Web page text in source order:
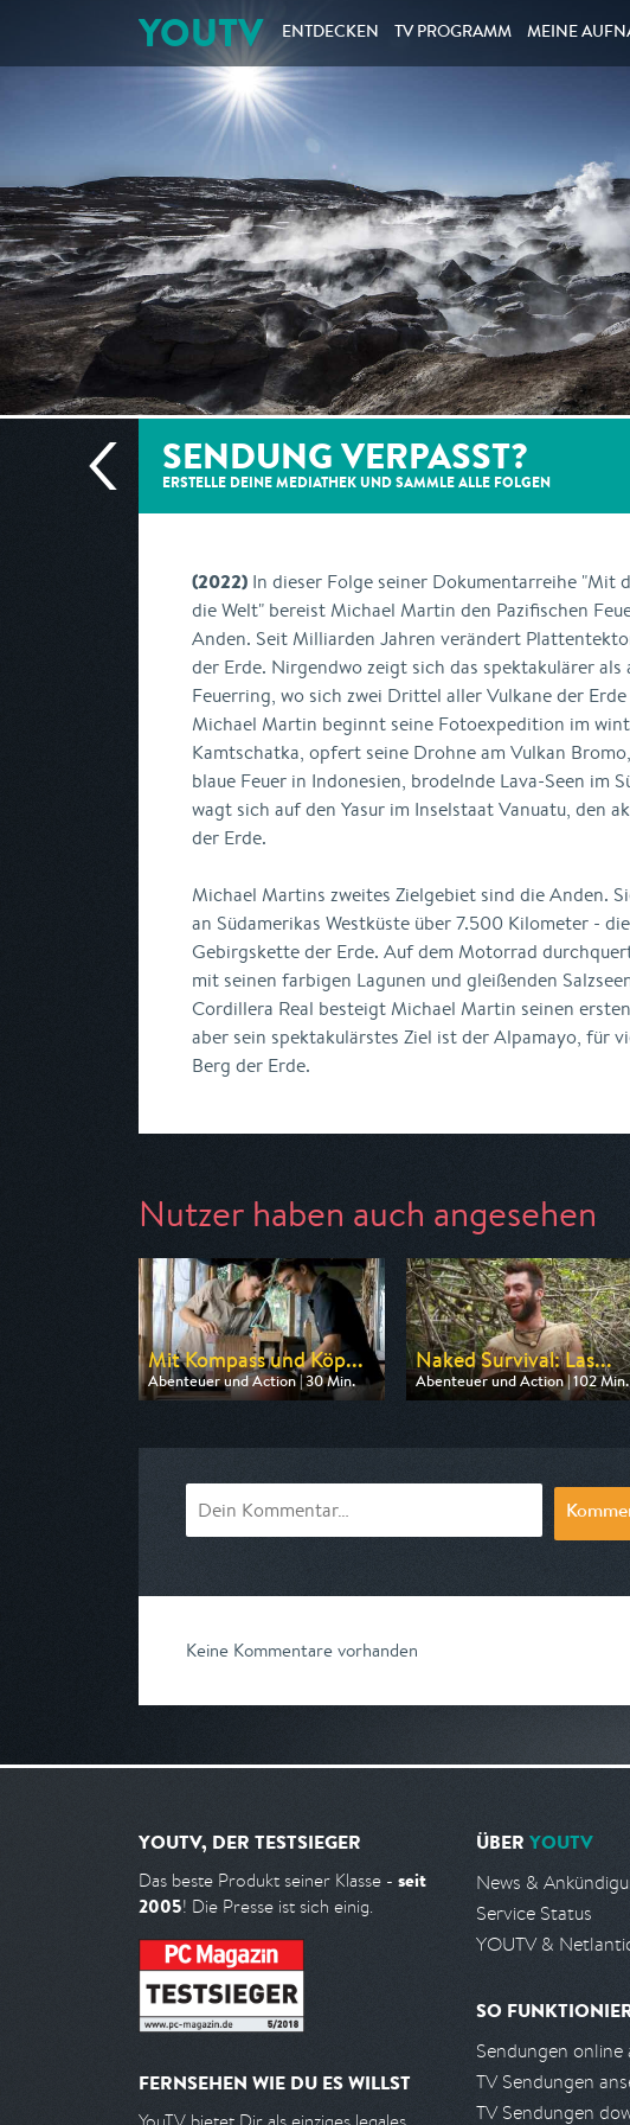
YOUTV ENTDECKEN TV PROGRAMM MEINE
SENDUNG VERPASST?
ERSTELLE DEINE MEDIATHEK UND SAMMLE ALLE FOLGEN
(2022) In dieser Folge seiner Dokumentarreihe "Mit
die Welt" bereist Michael Martin den Pazifischen
Anden. Seit Milliarden Jahren verändert
der Erde. Nirgendwo zeigt sich das spektakulärer als
Feuerring, wo sich zwei Drittel aller Vulkane der
Michael Martin beginnt seine Fotoexpedition im
Kamtschatka, opfert seine Drohne am Vulkan
blaue Feuer in Indonesien, brodelnde Lava-Seen im
wagt sich auf den Yasur im Inselstaat Vanuatu, den
der Erde.
Michael Martins zweites Zielgebiet sind die Anden.
an Südamerikas Westküste über 7.500 Kilometer -
Gebirgskette der Erde. Auf dem Motorrad
mit seinen farbigen Lagunen und gleißenden
Cordillera Real besteigt Michael Martin seinen
aber sein spektakulärstes Ziel ist der Alpamayo, für
Berg der Erde.
Nutzer haben auch angesehen
Mit Kompass und Köp...
Abenteuer und Action | 30 Min.
Ausgestrahlt von arte
Naked Survival: Las...
Abenteuer und Action | 102 Min.
Ausgestrahlt von DMAX
Keine Kommentare vorhanden
YOUTV, DER TESTSIEGER
Das beste Produkt seiner Klasse - seit
2005! Die Presse ist sich einig.
FERNSEHEN WIE DU ES WILLST
ÜBER YOUTV
News &
Service Status
YOUTV &
SO
Sendungen online
TV Sendungen
TV Sendungen